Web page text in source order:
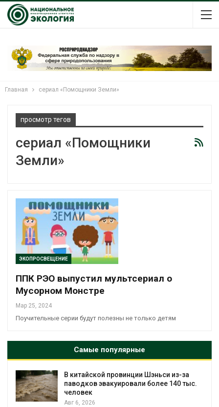
Главная сериал «Помощники Земли»
просмотр тегов
сериал «Помощники
Земли»
ЭКОПРОСВЕЩЕНИЕ
ППК РЭО выпустил мультсериал о
Мусорном Монстре
Мар 25, 2024
Поучительные серии будут полезны не только детям
Самые популярные
В китайской провинции Шэньси из-за
паводков эвакуировали более 140 тыс.
человек
Авг 6, 2026